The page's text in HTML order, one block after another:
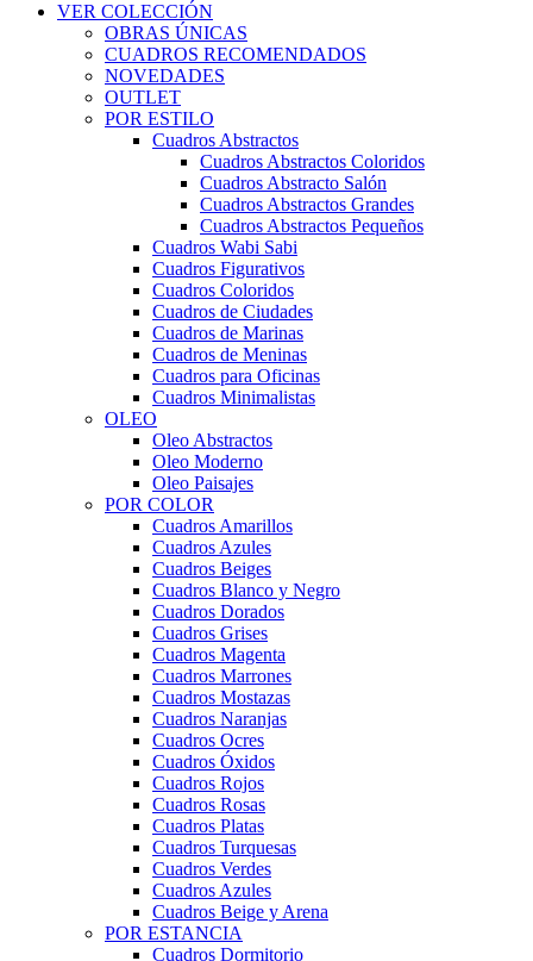
VER COLECCIÓN
OBRAS ÚNICAS
CUADROS RECOMENDADOS
NOVEDADES
OUTLET
POR ESTILO
Cuadros Abstractos
Cuadros Abstractos Coloridos
Cuadros Abstracto Salón
Cuadros Abstractos Grandes
Cuadros Abstractos Pequeños
Cuadros Wabi Sabi
Cuadros Figurativos
Cuadros Coloridos
Cuadros de Ciudades
Cuadros de Marinas
Cuadros de Meninas
Cuadros para Oficinas
Cuadros Minimalistas
OLEO
Oleo Abstractos
Oleo Moderno
Oleo Paisajes
POR COLOR
Cuadros Amarillos
Cuadros Azules
Cuadros Beiges
Cuadros Blanco y Negro
Cuadros Dorados
Cuadros Grises
Cuadros Magenta
Cuadros Marrones
Cuadros Mostazas
Cuadros Naranjas
Cuadros Ocres
Cuadros Óxidos
Cuadros Rojos
Cuadros Rosas
Cuadros Platas
Cuadros Turquesas
Cuadros Verdes
Cuadros Azules
Cuadros Beige y Arena
POR ESTANCIA
Cuadros Dormitorio